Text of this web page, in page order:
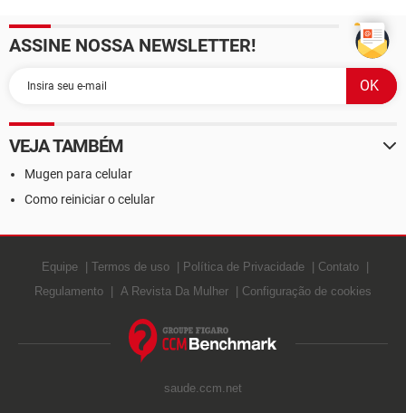
ASSINE NOSSA NEWSLETTER!
VEJA TAMBÉM
Mugen para celular
Como reiniciar o celular
Equipe Termos de uso Política de Privacidade
Contato
Regulamento
A Revista Da Mulher Configuração de cookies
saude.ccm.net